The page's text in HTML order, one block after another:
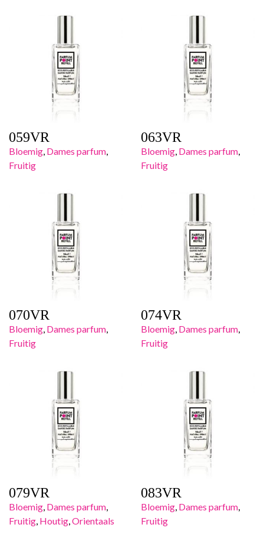
059VR
Bloemig, Dames parfum,
Fruitig
063VR
Bloemig, Dames parfum,
Fruitig
070VR
Bloemig, Dames parfum,
Fruitig
074VR
Bloemig, Dames parfum,
Fruitig
079VR
Bloemig, Dames parfum,
Fruitig, Houtig,Orientaals
083VR
Bloemig, Dames parfum,
Fruitig